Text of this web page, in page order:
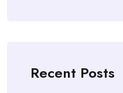
Recent Posts